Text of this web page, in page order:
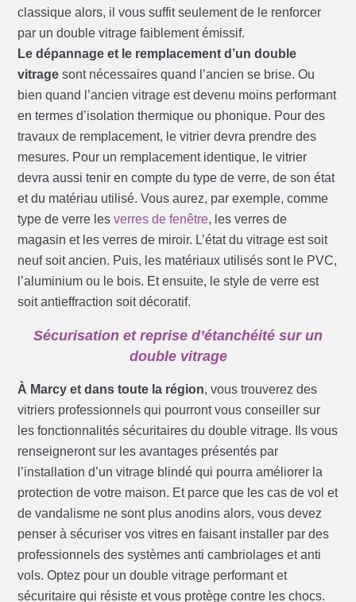
classique alors, il vous suffit seulement de le renforcer
par un double vitrage faiblement émissif.
Le dépannage et le remplacement d’un double
vitrage sont nécessaires quand l’ancien se brise. Ou
bien quand l’ancien vitrage est devenu moins performant
en termes d’isolation thermique ou phonique. Pour des
travaux de remplacement, le vitrier devra prendre des
mesures. Pour un remplacement identique, le vitrier
devra aussi tenir en compte du type de verre, de son état
et du matériau utilisé. Vous aurez, par exemple, comme
type de verre lesverres de fenêtre, les verres de
magasin et les verres de miroir. L’état du vitrage est soit
neuf soit ancien. Puis, les matériaux utilisés sont le PVC,
l’aluminium ou le bois. Et ensuite, le style de verre est
soit antieffraction soit décoratif.
Sécurisation et reprise d’étanchéité sur un
double vitrage
À Marcy et dans toute la région, vous trouverez des
vitriers professionnels qui pourront vous conseiller sur
les fonctionnalités sécuritaires du double vitrage. Ils vous
renseigneront sur les avantages présentés par
l’installation d’un vitrage blindé qui pourra améliorer la
protection de votre maison. Et parce que les cas de vol et
de vandalisme ne sont plus anodins alors, vous devez
penser à sécuriser vos vitres en faisant installer par des
professionnels des systèmes anti cambriolages et anti
vols. Optez pour un double vitrage performant et
sécuritaire qui résiste et vous protège contre les chocs.